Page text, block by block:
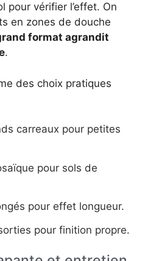
pour vérifier l’effet. On
en zones de douche
format agrandit
.
des choix pratiques
carreaux pour petites
pour sols de
pour effet longueur.
pour finition propre.